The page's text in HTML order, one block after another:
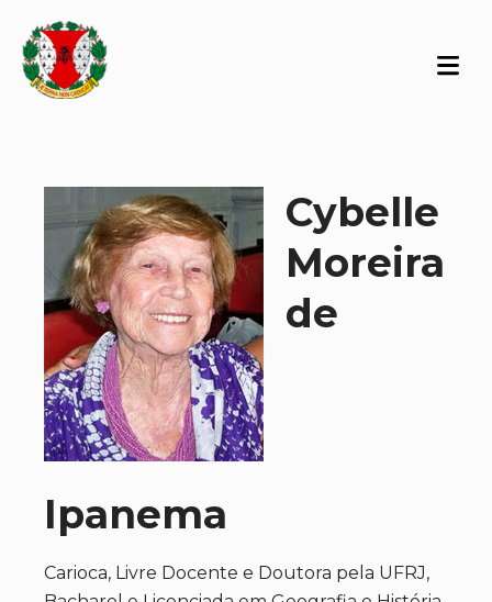
Cybelle
Moreira
de
Ipanema
Carioca, Livre Docente e Doutora pela UFRJ,